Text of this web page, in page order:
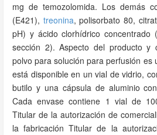
mg de temozolomida. Los demás
(E421), treonina, polisorbato 80,
pH) y ácido clorhídrico
sección 2). Aspecto del producto y
polvo para solución para perfusión es
está disponible en un vial de vidrio,
butilo y una cápsula de aluminio
Cada envase contiene 1 vial de
Titular de la autorización de
la fabricación Titular de la